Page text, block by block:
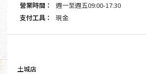
營業時間：
週一至週五09:00-17:30
支付工具：
現金
土城店